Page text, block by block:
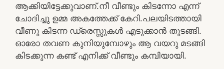
ആക്കിയിട്ടേക്കുവാണ്.നീ വീണ്ടും കിടന്നോ എന്ന്
ചോദിച്ചു ഉമ്മ അകത്തേക്ക് കേറി.പലയിടത്തായി
വീണു കിടന്ന ഡ്രെസ്സുകൾ എടുക്കാൻ തുടങ്ങി.
ഓരോ തവണ കുനിയുമ്പോഴും ആ വയറു മടങ്ങി
കിടക്കുന്ന കണ്ട് എനിക്ക് വീണ്ടും കമ്പിയായി.